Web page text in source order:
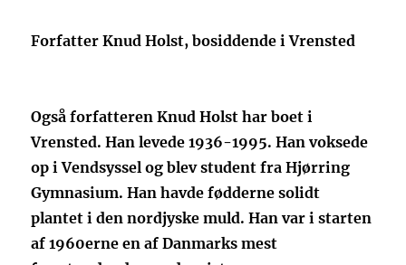
Forfatter Knud Holst, bosiddende i Vrensted
Også forfatteren Knud Holst har boet i
Vrensted. Han levede 1936-1995. Han voksede
op i Vendsyssel og blev student fra Hjørring
Gymnasium. Han havde fødderne solidt
plantet i den nordjyske muld. Han var i starten
af 1960erne en af Danmarks mest